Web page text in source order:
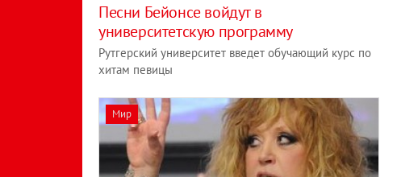
Песни Бейонсе войдут в
университетскую программу
Рутгерский университет введет обучающий курс по
хитам певицы
Мир